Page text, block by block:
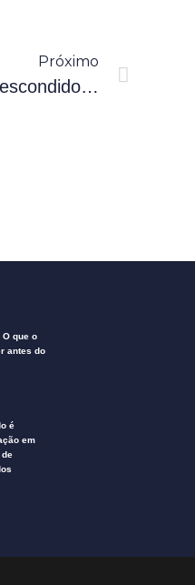
Próximo
que o
antes do
é
em
de